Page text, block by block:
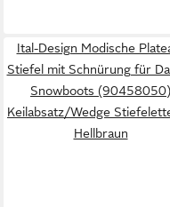
Ital-Design Modische
Stiefel mit Schnürung für
Snowboots (90458050)
Keilabsatz/Wedge
Hellbraun